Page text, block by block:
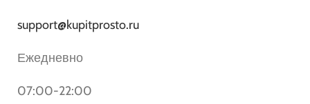
support@kupitprosto.ru
Ежедневно
07:00-22:00